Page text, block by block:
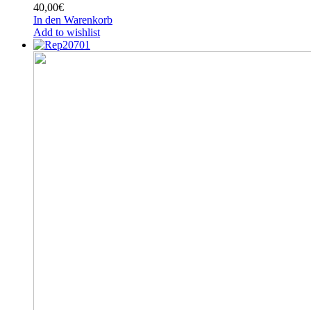
40,00€
In den Warenkorb
Add to wishlist